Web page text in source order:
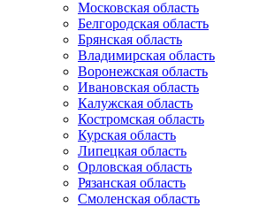
Московская область
Белгородская область
Брянская область
Владимирская область
Воронежская область
Ивановская область
Калужская область
Костромская область
Курская область
Липецкая область
Орловская область
Рязанская область
Смоленская область